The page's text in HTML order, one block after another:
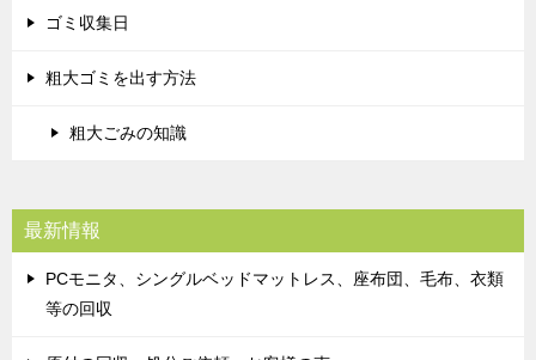
ゴミ収集日
粗大ゴミを出す方法
粗大ごみの知識
最新情報
PCモニタ、シングルベッドマットレス、座布団、毛布、衣類
等の回収